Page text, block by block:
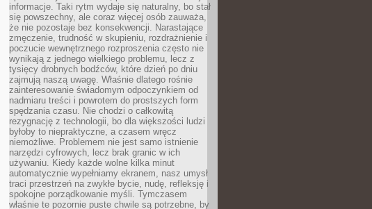
informacje. Taki rytm wydaje się naturalny, bo stał
się powszechny, ale coraz więcej osób zauważa,
że nie pozostaje bez konsekwencji. Narastające
zmęczenie, trudność w skupieniu, rozdrażnienie i
poczucie wewnętrznego rozproszenia często nie
wynikają z jednego wielkiego problemu, lecz z
tysięcy drobnych bodźców, które dzień po dniu
zajmują naszą uwagę. Właśnie dlatego rośnie
zainteresowanie świadomym odpoczynkiem od
nadmiaru treści i powrotem do prostszych form
spędzania czasu. Nie chodzi o całkowitą
rezygnację z technologii, bo dla większości ludzi
byłoby to niepraktyczne, a czasem wręcz
niemożliwe. Problemem nie jest samo istnienie
narzędzi cyfrowych, lecz brak granic w ich
używaniu. Kiedy każde wolne kilka minut
automatycznie wypełniamy ekranem, nasz umysł
traci przestrzeń na zwykłe bycie, nudę, refleksję i
spokojne porządkowanie myśli. Tymczasem
właśnie te pozornie puste chwile są potrzebne, by